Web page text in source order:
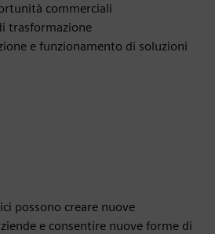
commerciali
trasformazione
e funzionamento di soluzioni
possono creare nuove
e consentire nuove forme di